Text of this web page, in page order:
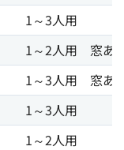
1～3人用
1～2人用
窓あ
1～3人用
窓あ
1～3人用
1～2人用